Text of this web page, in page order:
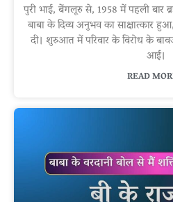
पुरी भाई, बेंगलूरु से, 1958 में पहली बार
बाबा के दिव्य अनुभव का साक्षात्कार
दी। शुरुआत में परिवार के विरोध के
आई।
READ